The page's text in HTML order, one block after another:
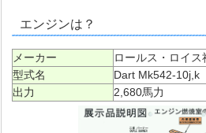
エンジンは？
メーカー
ロールス・ロイス
型式名
Dart Mk542-10j,k
出力
2,680馬力